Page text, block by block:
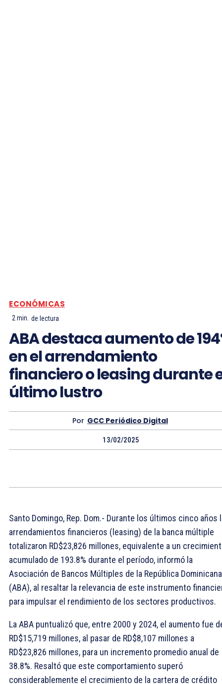
ECONÓMICAS
2min. de lectura
ABA destaca aumento de
en el arrendamiento
financiero o leasing durante
último lustro
Por GCC Periódico Digital
13/02/2025
Santo Domingo, Rep. Dom.- Durante los últimos cinco años
arrendamientos financieros (leasing) de la banca múltiple
totalizaron RD$23,826 millones, equivalente a un
acumulado de 193.8% durante el período, informó la
Asociación de Bancos Múltiples de la República Dominicana
(ABA), al resaltar la relevancia de este instrumento
para impulsar el rendimiento de los sectores productivos.
La ABA puntualizó que, entre 2000 y 2024, el aumento fue
RD$15,719 millones, al pasar de RD$8,107 millones a
RD$23,826 millones, para un incremento promedio anual de
38.8%. Resaltó que este comportamiento superó
considerablemente el crecimiento de la cartera de crédito